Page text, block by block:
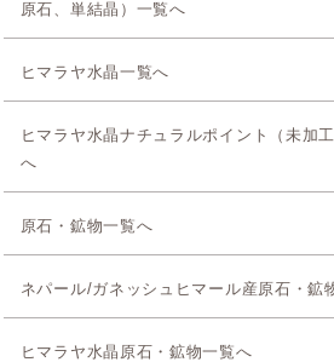
原石、単結晶）一覧へ
ヒマラヤ水晶一覧へ
ヒマラヤ水晶ナチュラルポイント（未加
へ
原石・鉱物一覧へ
ネパール/ガネッシュヒマール産原石・鉱
ヒマラヤ水晶原石・鉱物一覧へ